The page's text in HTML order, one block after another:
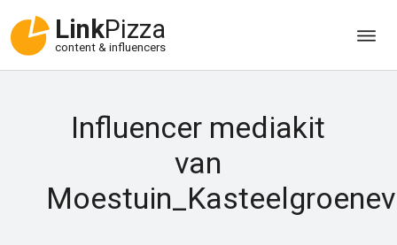
LinkPizza
content & influencers
Influencer mediakit
van